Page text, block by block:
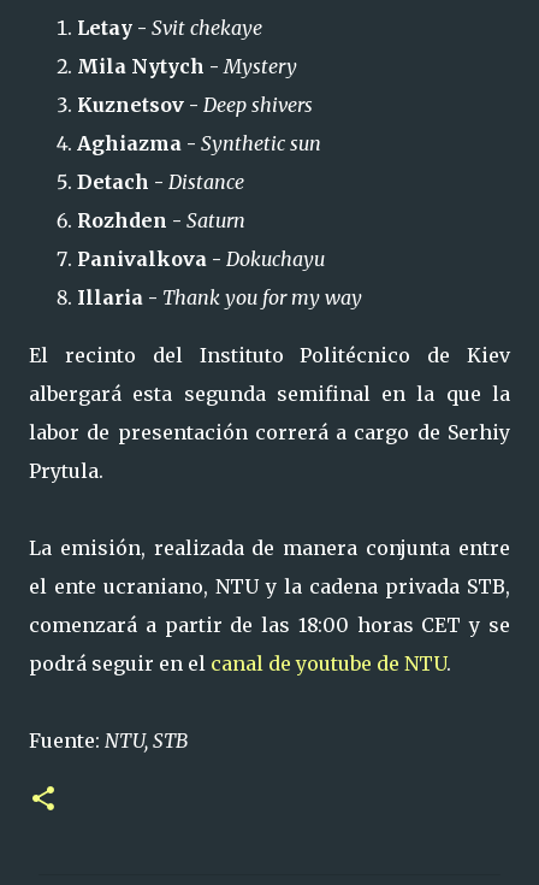
Letay - Svit chekaye
Mila Nytych -Mystery
Kuznetsov - Deep shivers
Aghiazma - Synthetic sun
Detach - Distance
Rozhden - Saturn
Panivalkova - Dokuchayu
Illaria - Thank you for my way
El recinto del Instituto Politécnico de Kiev
albergará esta segunda semifinal en la que la
labor de presentación correrá a cargo de Serhiy
Prytula.
La emisión, realizada de manera conjunta entre
el ente ucraniano, NTU y la cadena privada STB,
comenzará a partir de las 18:00 horas CET y se
podrá seguir en el canal de youtube de NTU.
Fuente: NTU, STB